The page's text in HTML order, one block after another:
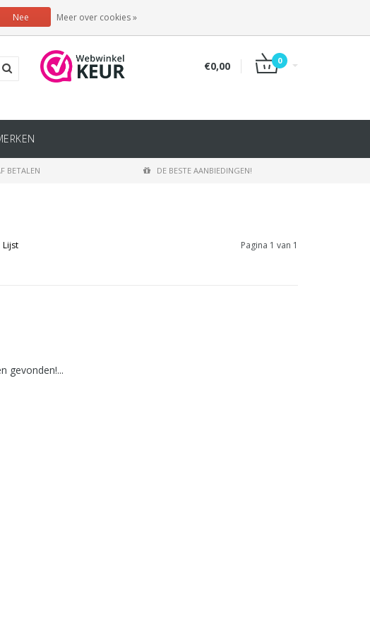
€0,00 0
BETALEN DE BESTE AANBIEDINGEN!
Lijst Pagina 1 van 1
gevonden!...
Nee Meer over cookies »